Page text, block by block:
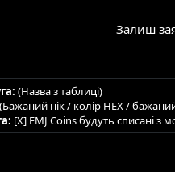
Залиш
(Назва з таблиці)
(Бажаний нік / колір HEX /
[X] FMJ Coins будуть списані з